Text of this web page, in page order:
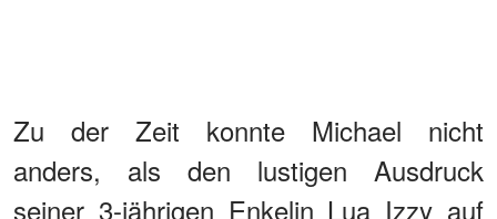
Zu der Zeit konnte Michael nicht
anders, als den lustigen Ausdruck
seiner 3-jährigen Enkelin Lua Izzy auf